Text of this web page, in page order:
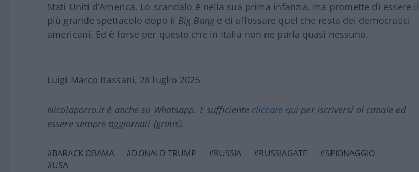
Stati Uniti d’America. Lo scandalo è nella sua prima infanzia, ma promette di essere il
più grande spettacolo dopo il Big Bange di affossare quel che resta dei democratici
americani. Ed è forse per questo che in Italia non ne parla quasi nessuno.
Luigi Marco Bassani, 28 luglio 2025
Nicolaporro.it è anche su Whatsapp. È sufficiente cliccare qui per iscriversi al canale ed
essere sempre aggiornati (gratis).
#BARACK OBAMA #DONALD TRUMP #RUSSIA #RUSSIAGATE
#SPIONAGGIO
#USA